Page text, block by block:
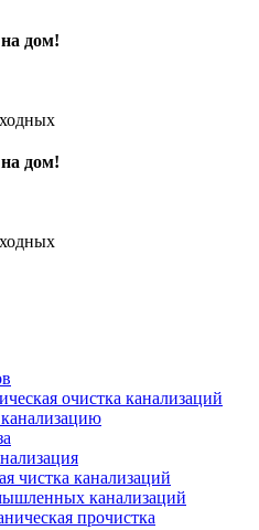
дом!
дом!
очистка канализаций
чистка канализаций
канализаций
прочистка